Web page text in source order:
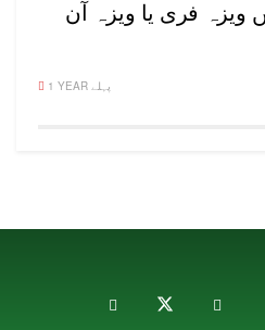
میں ویزہ فری یا ویزہ آن
1 YEAR پہلے